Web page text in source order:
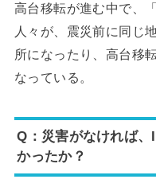
高台移転が進む中で、
人々が、震災前に同じ
所になったり、高台移
なっている。
Q：災害がなければ
かったか？